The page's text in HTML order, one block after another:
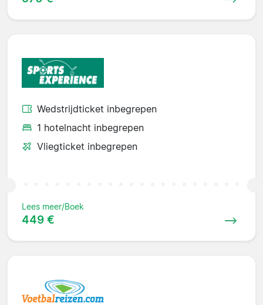
Wedstrijdticket inbegrepen
1 hotelnacht inbegrepen
Vliegticket inbegrepen
Lees meer/Boek
449 €